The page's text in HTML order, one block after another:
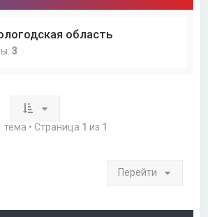
область
3
тема • Страница 1 из 1
Перейти